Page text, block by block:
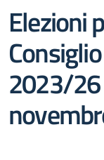
Elezioni
2023/